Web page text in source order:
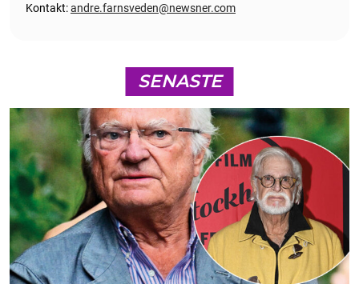
Kontakt:andre.farnsveden@newsner.com
SENASTE